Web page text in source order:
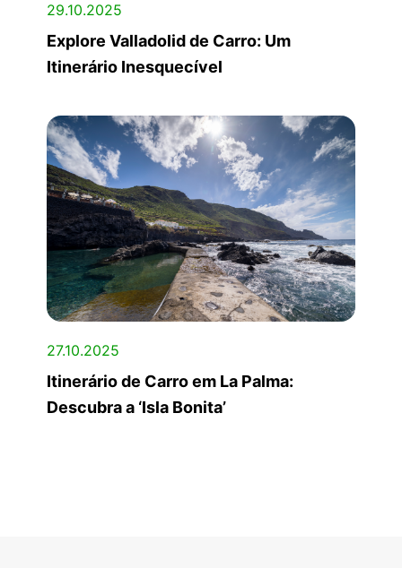
29.10.2025
Explore Valladolid de Carro: Um
Itinerário Inesquecível
27.10.2025
Itinerário de Carro em La Palma:
Descubra a ‘Isla Bonita’